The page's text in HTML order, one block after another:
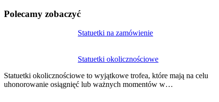
Polecamy zobaczyć
Statuetki na zamówienie
Statuetki okolicznościowe
Statuetki okolicznościowe to wyjątkowe trofea, które mają na celu
uhonorowanie osiągnięć lub ważnych momentów w…